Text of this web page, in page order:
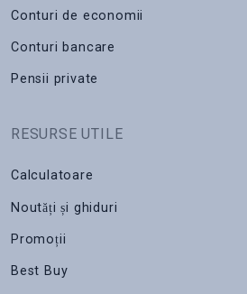
Conturi de economii
Conturi bancare
Pensii private
RESURSE UTILE
Calculatoare
Noutăți și ghiduri
Promoții
Best Buy